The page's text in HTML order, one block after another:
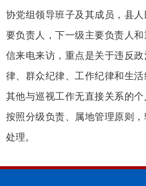
协党组领导班子及其成员，县
要负责人，下一级主要负责人
信来电来访，重点是关于违反
律、群众纪律、工作纪律和生
其他与巡视工作无直接关系的
按照分级负责、属地管理原则
处理。